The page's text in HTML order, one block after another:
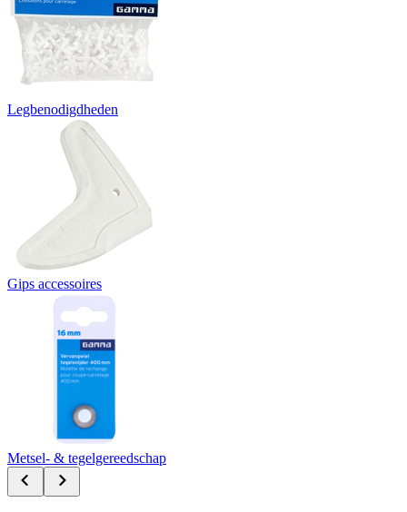
Legbenodigdheden
Gips accessoires
Metsel- & tegelgereedschap